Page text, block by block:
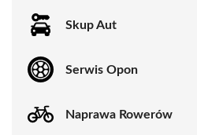
Skup Aut
Serwis Opon
Naprawa Rowerów